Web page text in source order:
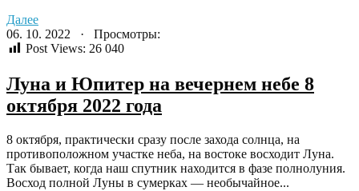
Далее
06. 10. 2022 · Просмотры:
Post Views: 26 040
Луна и Юпитер на вечернем небе 8
октября 2022 года
8 октября, практически сразу после захода солнца, на
противоположном участке неба, на востоке восходит Луна.
Так бывает, когда наш спутник находится в фазе полнолуния.
Восход полной Луны в сумерках — необычайное...